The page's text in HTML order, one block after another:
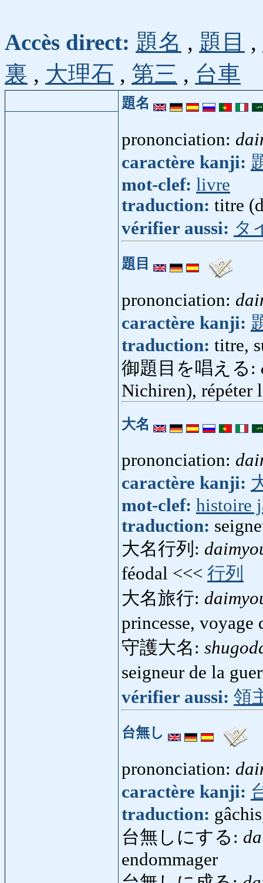
Accès direct: 題名 , 題目 ,
裏 , 大理石 , 第三 , 台車
題名
prononciation:
caractère kanji:
mot-clef: livre
traduction: titre
vérifier aussi: タ
題目
prononciation:
caractère kanji:
traduction: titre,
御題目を唱える:
Nichiren), répéter
大名
prononciation:
caractère kanji:
mot-clef: histoire
traduction:
大名行列:
féodal <<< 行列
大名旅行:
princesse,
守護大名:
seigneur de la
vérifier aussi: 領
台無し
prononciation:
caractère kanji:
traduction:
台無しにする:
endommager